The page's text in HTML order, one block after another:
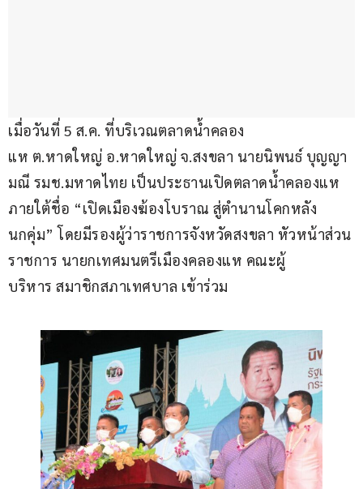
เมื่อวันที่ 5 ส.ค. ที่บริเวณตลาดน้ำคลอง
แห ต.หาดใหญ่ อ.หาดใหญ่ จ.สงขลา นายนิพนธ์ บุญญา
มณี รมช.มหาดไทย เป็นประธานเปิดตลาดน้ำคลองแห
ภายใต้ชื่อ “เปิดเมืองฆ้องโบราณ สู่ตำนานโคกหลัง
นกคุ่ม” โดยมีรองผู้ว่าราชการจังหวัดสงขลา หัวหน้าส่วน
ราชการ นายกเทศมนตรีเมืองคลองแห คณะผู้
บริหาร สมาชิกสภาเทศบาล เข้าร่วม